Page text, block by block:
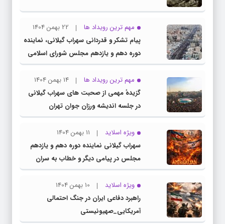
مهم ترین رویداد ها
22 بهمن 1404
پیام تشکر و قدردانی سهراب گیلانی، نماینده
دوره دهم و یازدهم مجلس شورای اسلامی
از حضور پرشور ملت بزرگ و سرافراز ایران در
راهپیمایی ۲۲ بهمن
مهم ترین رویداد ها
14 بهمن 1404
گزیدهٔ مهمی از صحبت های سهراب گیلانی
در جلسه اندیشه ورزان جوان تهران
ویژه اسلاید
11 بهمن 1404
سهراب گیلانی نماینده دوره دهم و یازدهم
مجلس در پیامی دیگر و خطاب به سران
کشور همسایه آذربایجان
ویژه اسلاید
10 بهمن 1404
راهبرد دفاعی ایران در جنگ احتمالی
آمریکایی_صهیونیستی